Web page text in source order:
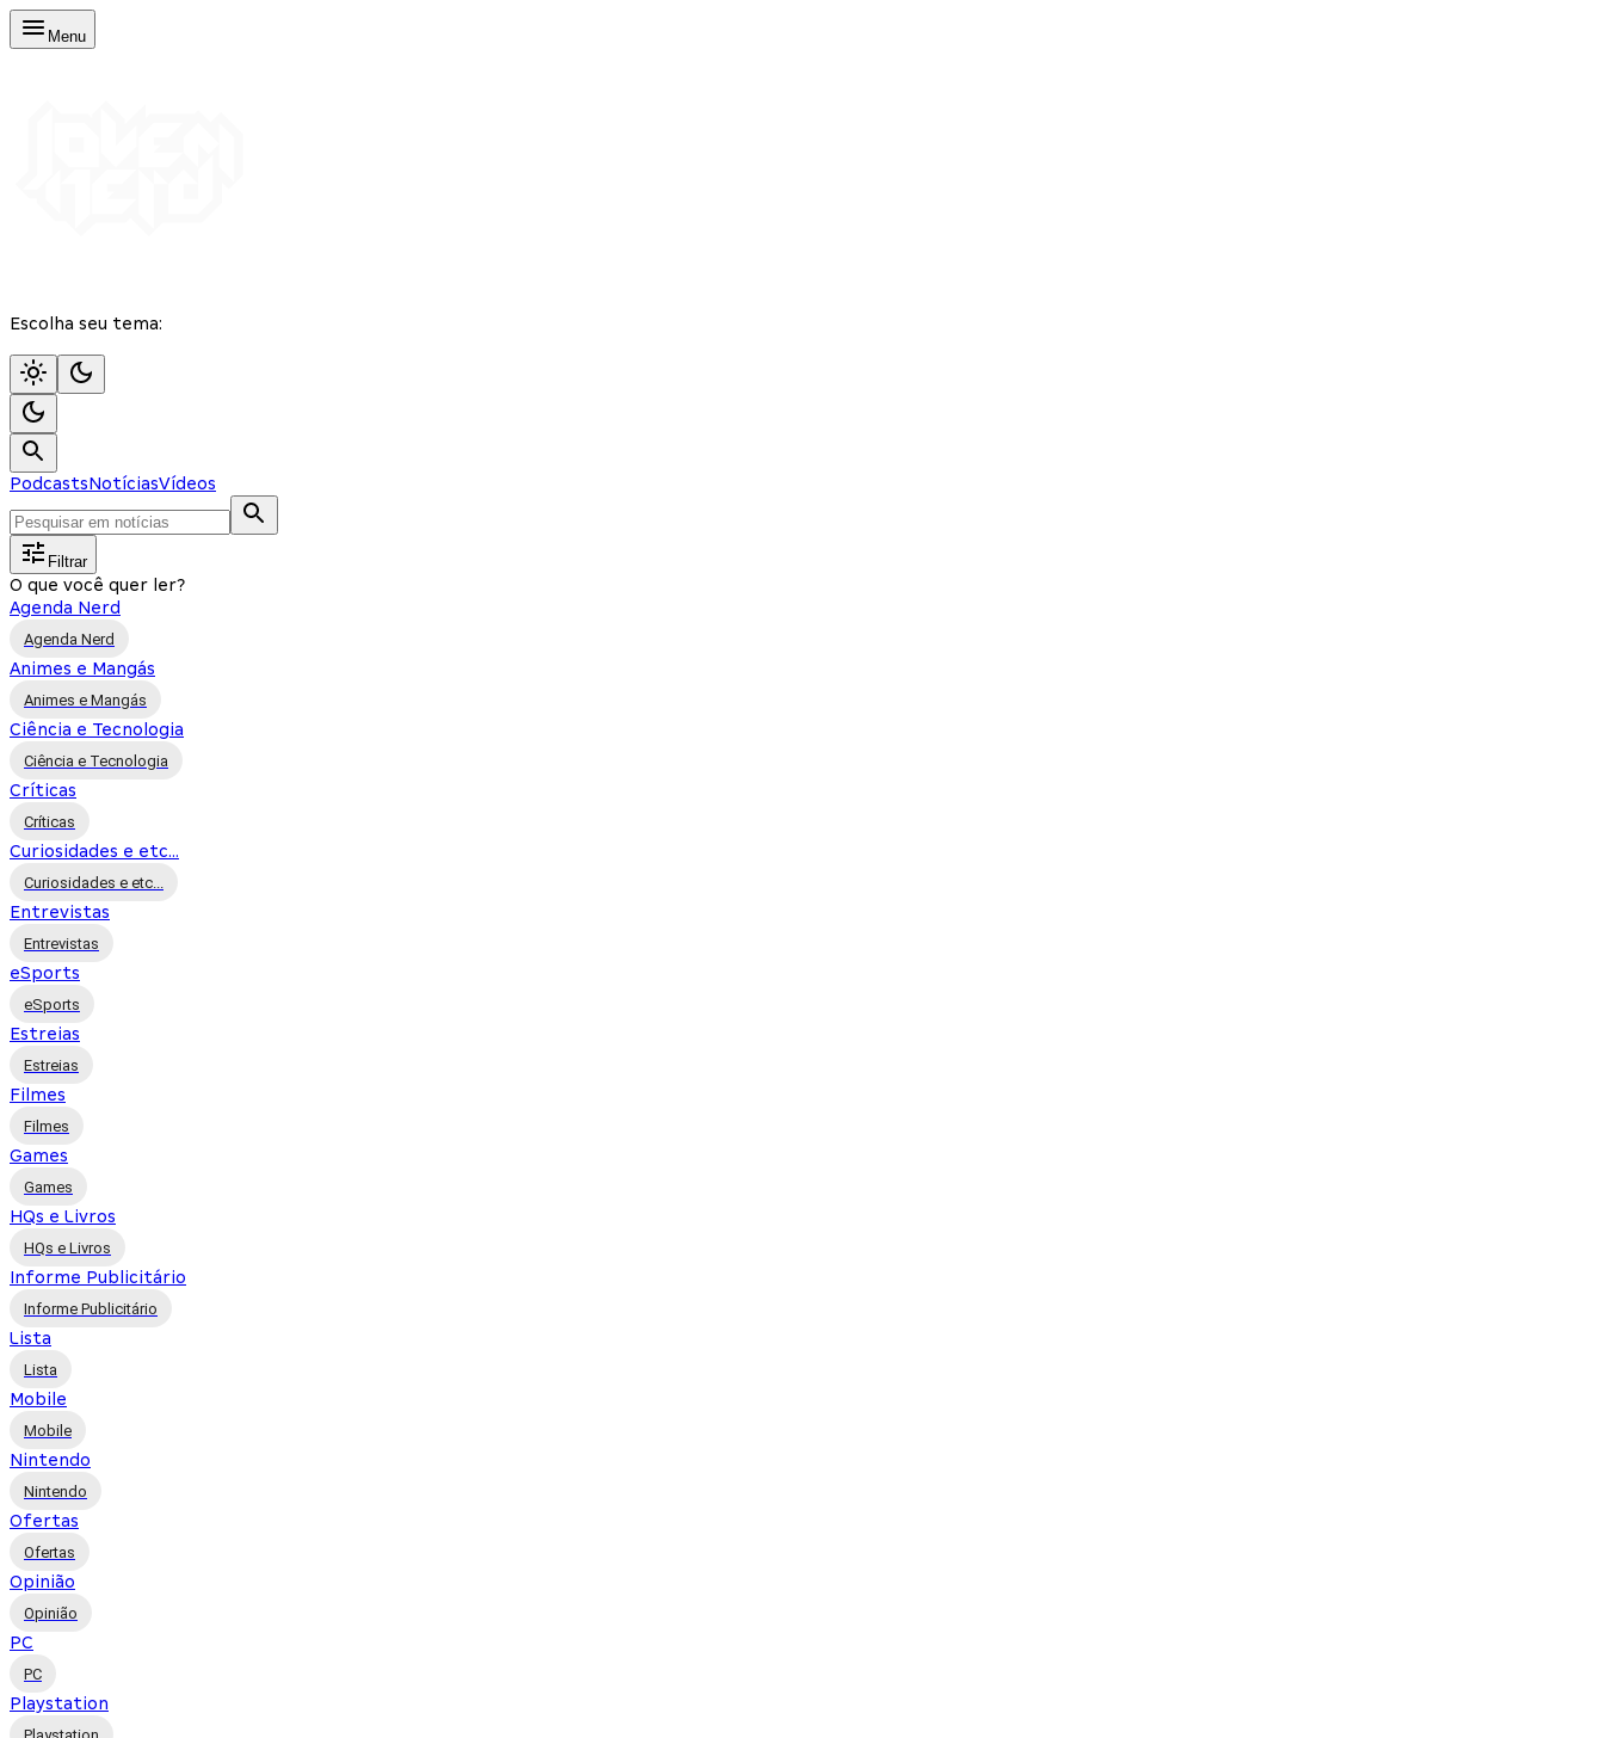
Menu
Escolha seu tema:
PodcastsNotíciasVídeos
Filtrar
O que você quer ler?
Agenda Nerd
Agenda Nerd
Animes e Mangás
Animes e Mangás
Ciência e Tecnologia
Ciência e Tecnologia
Críticas
Críticas
Curiosidades e etc...
Curiosidades e etc...
Entrevistas
Entrevistas
eSports
eSports
Estreias
Estreias
Filmes
Filmes
Games
Games
HQs e Livros
HQs e Livros
Informe Publicitário
Informe Publicitário
Lista
Lista
Mobile
Mobile
Nintendo
Nintendo
Ofertas
Ofertas
Opinião
Opinião
PC
PC
Playstation
Playstation